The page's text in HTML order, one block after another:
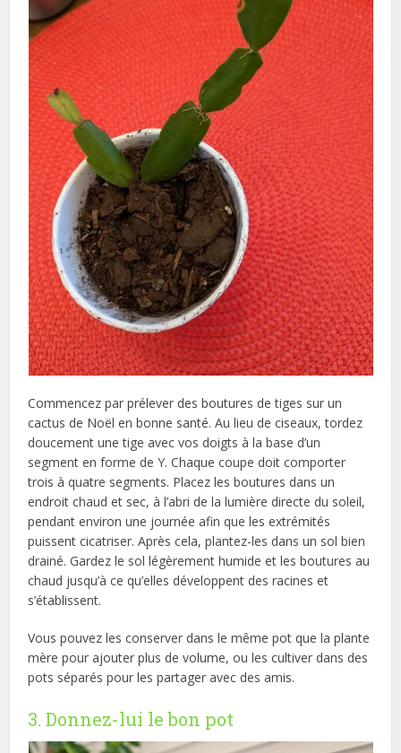
Commencez par prélever des boutures de tiges sur un
cactus de Noël en bonne santé. Au lieu de ciseaux, tordez
doucement une tige avec vos doigts à la base d’un
segment en forme de Y. Chaque coupe doit comporter
trois à quatre segments. Placez les boutures dans un
endroit chaud et sec, à l’abri de la lumière directe du soleil,
pendant environ une journée afin que les extrémités
puissent cicatriser. Après cela, plantez-les dans un sol bien
drainé. Gardez le sol légèrement humide et les boutures au
chaud jusqu’à ce qu’elles développent des racines et
s’établissent.
Vous pouvez les conserver dans le même pot que la plante
mère pour ajouter plus de volume, ou les cultiver dans des
pots séparés pour les partager avec des amis.
3. Donnez-lui le bon pot